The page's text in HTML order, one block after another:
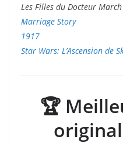
Les Filles du Docteur March
Marriage Story
1917
Star Wars: L’Ascension de
🏆